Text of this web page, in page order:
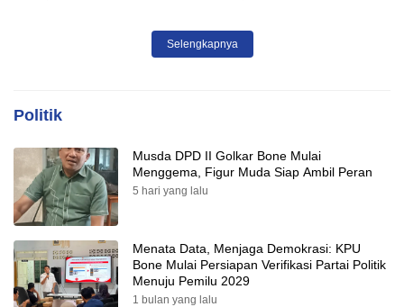
Selengkapnya
Politik
Musda DPD II Golkar Bone Mulai
Menggema, Figur Muda Siap Ambil Peran
5 hari yang lalu
Menata Data, Menjaga Demokrasi: KPU
Bone Mulai Persiapan Verifikasi Partai Politik
Menuju Pemilu 2029
1 bulan yang lalu